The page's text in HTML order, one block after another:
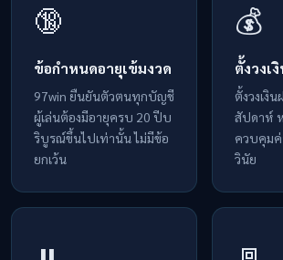
🔞
ข้อกำหนดอายุเข้มงวด
97win ยืนยันตัวตนทุกบัญชี
ผู้เล่นต้องมีอายุครบ 20 ปีบ
ริบูรณ์ขึ้นไปเท่านั้น ไม่มีข้อ
ยกเว้น
💰
ตั้งวงเ
ตั้งวงเงิ
สัปดาห์
ควบคุมค่
วินัย